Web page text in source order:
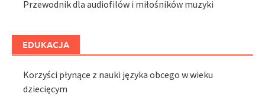
Przewodnik dla audiofilów i miłośników muzyki
EDUKACJA
Korzyści płynące z nauki języka obcego w wieku
dziecięcym